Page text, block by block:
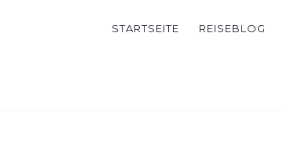
STARTSEITE REISEBLOG